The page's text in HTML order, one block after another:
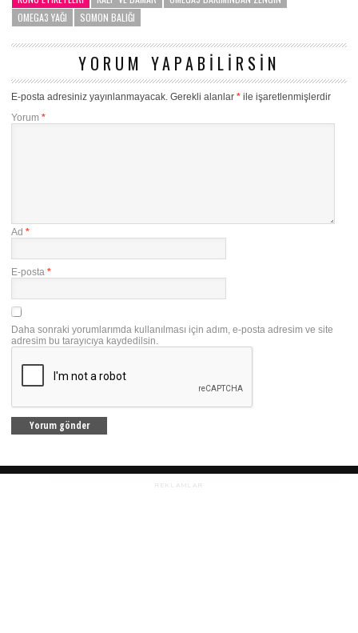
OMEGA3 YAĞI
SOMON BALIĞI
YORUM YAPABILIRSIN
E-posta adresiniz yayınlanmayacak. Gerekli alanlar * ile işaretlenmişlerdir
Yorum *
Ad *
E-posta *
Daha sonraki yorumlarımda kullanılması için adım, e-posta adresim ve site
adresim bu tarayıcıya kaydedilsin.
REKLAMLAR